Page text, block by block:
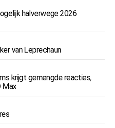
halverwege 2026
van Leprechaun
krijgt gemengde reacties,
Max